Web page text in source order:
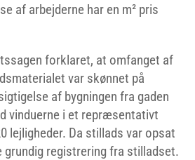
af arbejderne har en m² pris
forklaret, at omfanget af
var skønnet på
af bygningen fra gaden
vinduerne i et repræsentativt
lejligheder. Da stillads var opsat
grundig registrering fra stilladset.